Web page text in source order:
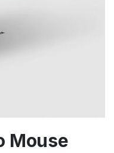
Mouse